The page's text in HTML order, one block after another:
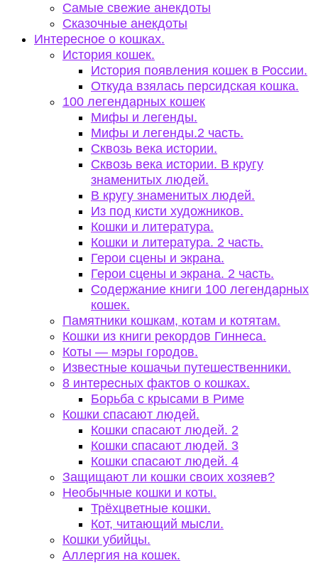
Самые свежие анекдоты
Сказочные анекдоты
Интересное о кошках.
История кошек.
История появления кошек в России.
Откуда взялась персидская кошка.
100 легендарных кошек
Мифы и легенды.
Мифы и легенды.2 часть.
Сквозь века истории.
Сквозь века истории. В кругу
знаменитых людей.
В кругу знаменитых людей.
Из под кисти художников.
Кошки и литература.
Кошки и литература. 2 часть.
Герои сцены и экрана.
Герои сцены и экрана. 2 часть.
Содержание книги 100 легендарных
кошек.
Памятники кошкам, котам и котятам.
Кошки из книги рекордов Гиннеса.
Коты — мэры городов.
Известные кошачьи путешественники.
8 интересных фактов о кошках.
Борьба с крысами в Риме
Кошки спасают людей.
Кошки спасают людей. 2
Кошки спасают людей. 3
Кошки спасают людей. 4
Защищают ли кошки своих хозяев?
Необычные кошки и коты.
Трёхцветные кошки.
Кот, читающий мысли.
Кошки убийцы.
Аллергия на кошек.